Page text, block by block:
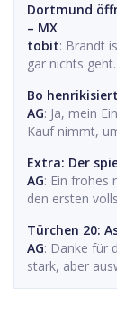
Dortmund
– MX
tobit: Brandt
gar nichts
Bo
AG: Ja, mein
Kauf nimmt,
Extra: Der
AG: Ein frohes
den ersten
Türchen 20:
AG: Danke für
stark, aber